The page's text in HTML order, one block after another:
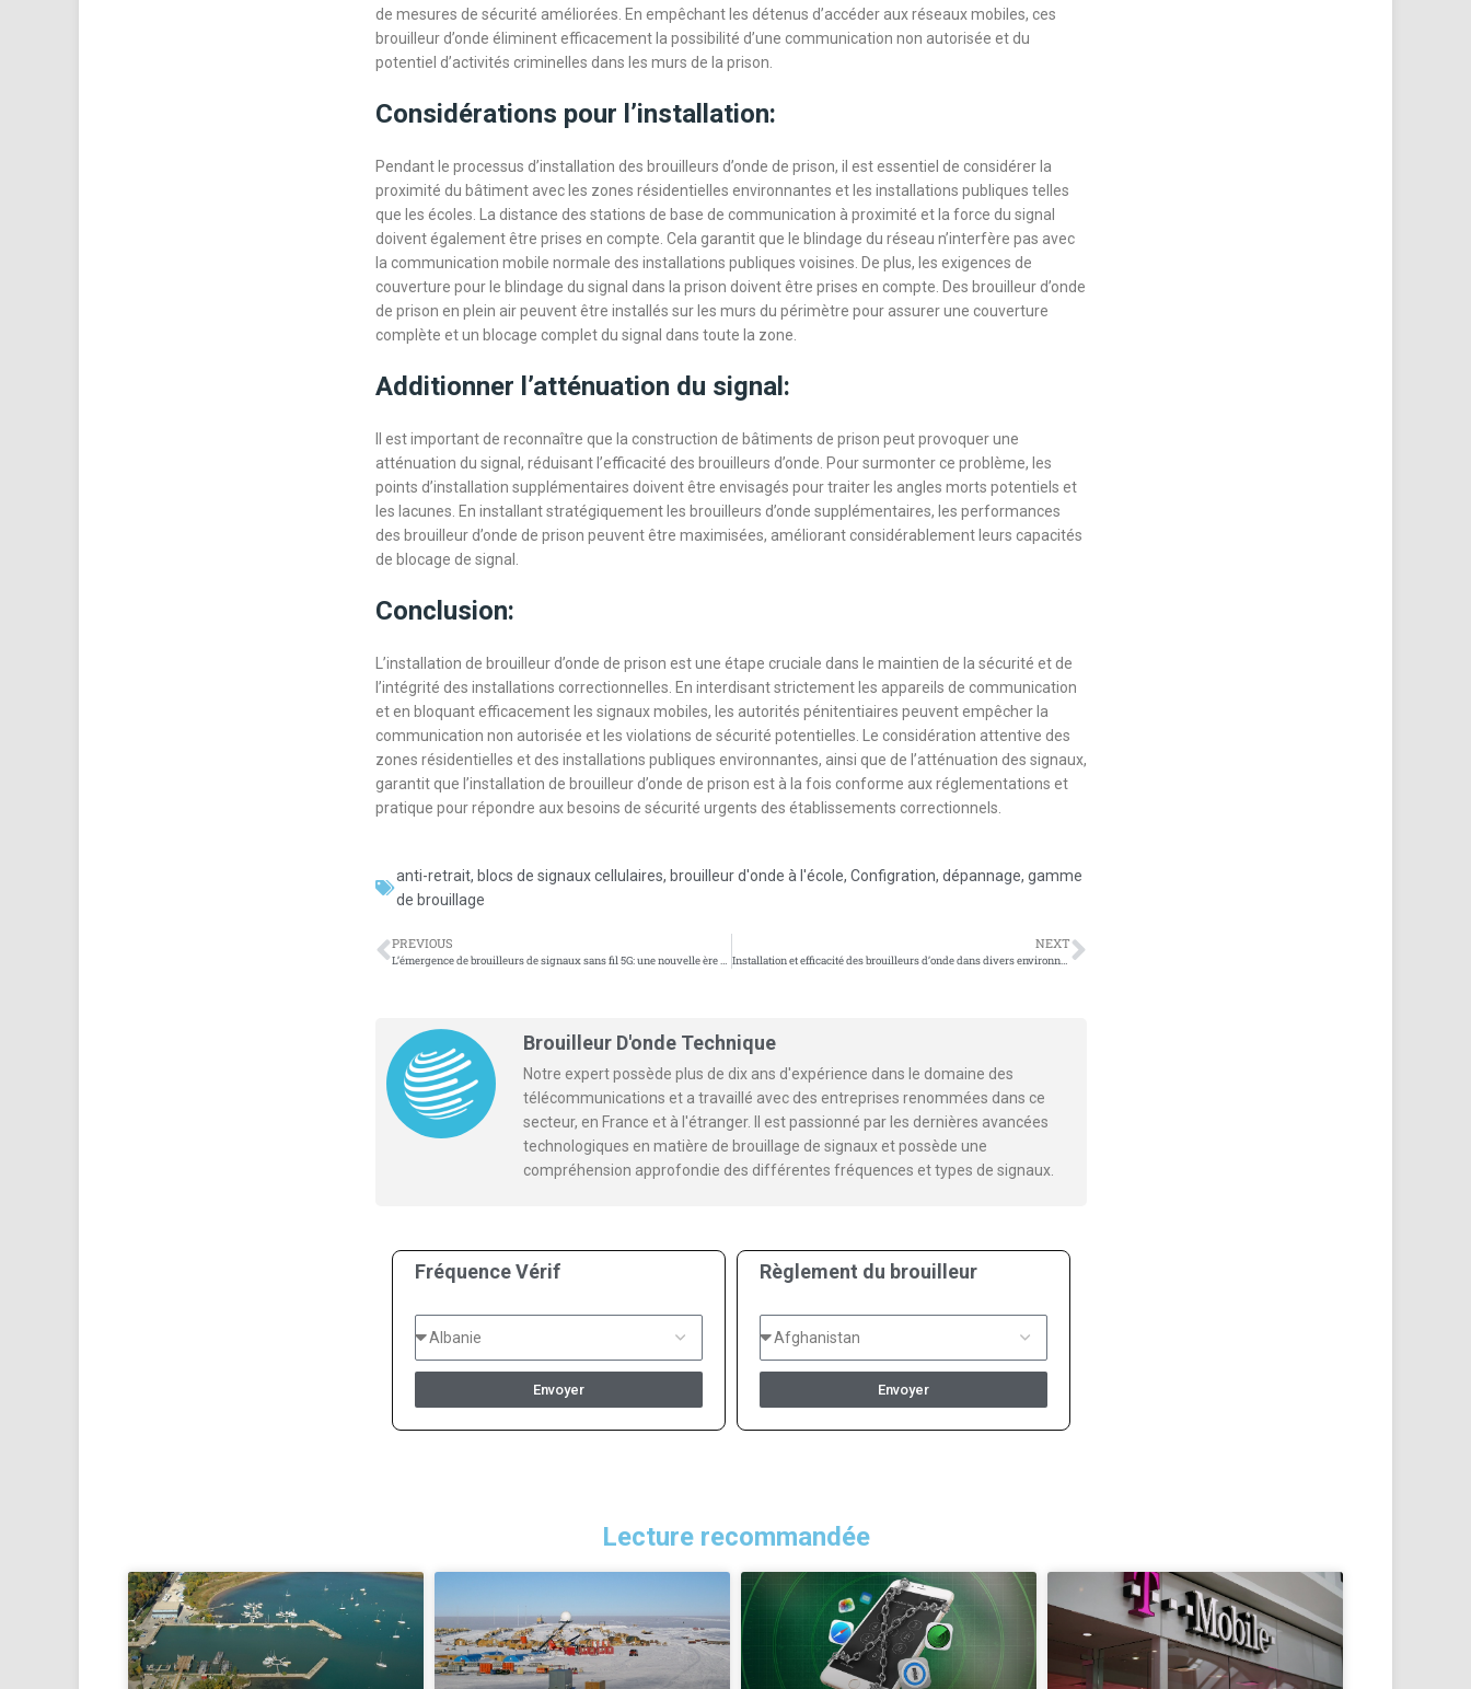
de mesures de sécurité améliorées. En empêchant les détenus d’accéder aux réseaux mobiles, ces
brouilleur d’onde éliminent efficacement la possibilité d’une communication non autorisée et du
potentiel d’activités criminelles dans les murs de la prison.
Considérations pour l’installation:
Pendant le processus d’installation des brouilleurs d’onde de prison, il est essentiel de considérer la
proximité du bâtiment avec les zones résidentielles environnantes et les installations publiques telles
que les écoles. La distance des stations de base de communication à proximité et la force du signal
doivent également être prises en compte. Cela garantit que le blindage du réseau n’interfère pas avec
la communication mobile normale des installations publiques voisines. De plus, les exigences de
couverture pour le blindage du signal dans la prison doivent être prises en compte. Des brouilleur d’onde
de prison en plein air peuvent être installés sur les murs du périmètre pour assurer une couverture
complète et un blocage complet du signal dans toute la zone.
Additionner l’atténuation du signal:
Il est important de reconnaître que la construction de bâtiments de prison peut provoquer une
atténuation du signal, réduisant l’efficacité des brouilleurs d’onde. Pour surmonter ce problème, les
points d’installation supplémentaires doivent être envisagés pour traiter les angles morts potentiels et
les lacunes. En installant stratégiquement les brouilleurs d’onde supplémentaires, les performances
des brouilleur d’onde de prison peuvent être maximisées, améliorant considérablement leurs capacités
de blocage de signal.
Conclusion:
L’installation de brouilleur d’onde de prison est une étape cruciale dans le maintien de la sécurité et de
l’intégrité des installations correctionnelles. En interdisant strictement les appareils de communication
et en bloquant efficacement les signaux mobiles, les autorités pénitentiaires peuvent empêcher la
communication non autorisée et les violations de sécurité potentielles. Le considération attentive des
zones résidentielles et des installations publiques environnantes, ainsi que de l’atténuation des signaux,
garantit que l’installation de brouilleur d’onde de prison est à la fois conforme aux réglementations et
pratique pour répondre aux besoins de sécurité urgents des établissements correctionnels.
anti-retrait, blocs de signaux cellulaires, brouilleur d'onde à l'école, Configration, dépannage, gamme
de brouillage
PREVIOUS
L’émergence de brouilleurs de signaux sans fil 5G: une nouvelle ère en technologie de communication
NEXT
Installation et efficacité des brouilleurs d’onde dans divers environnements
Brouilleur D'onde Technique
Notre expert possède plus de dix ans d'expérience dans le domaine des
télécommunications et a travaillé avec des entreprises renommées dans ce
secteur, en France et à l'étranger. Il est passionné par les dernières avancées
technologiques en matière de brouillage de signaux et possède une
compréhension approfondie des différentes fréquences et types de signaux.
Fréquence Vérif
Envoyer
Règlement du brouilleur
Envoyer
Lecture recommandée